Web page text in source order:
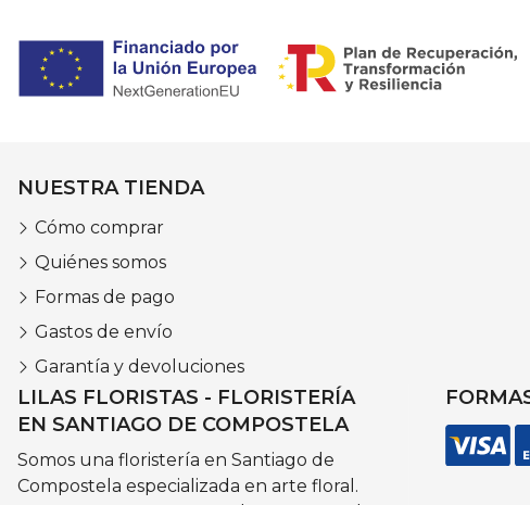
LILAS FLORISTAS - FLORISTERÍA
EN SANTIAGO DE COMPOSTELA
Somos una floristería en Santiago de
Compostela especializada en arte floral.
NUESTRA TIENDA
Cómo comprar
Quiénes somos
Formas de pago
Gastos de envío
Garantía y devoluciones